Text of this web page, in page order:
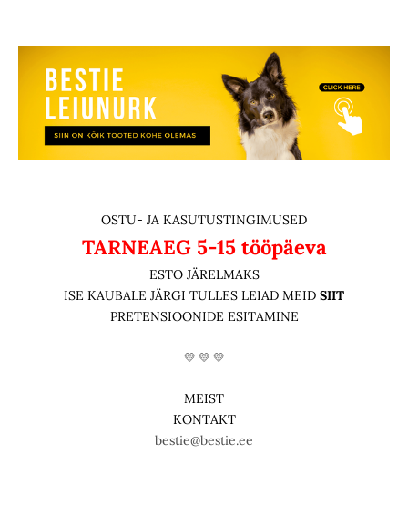
OSTU- JA KASUTUSTINGIMUSED
TARNEAEG 5-15 tööpäeva
ESTO JÄRELMAKS
ISE KAUBALE JÄRGI TULLES LEIAD MEID SIIT
PRETENSIOONIDE ESITAMINE
💛 💛 💛
MEIST
KONTAKT
bestie@bestie.ee